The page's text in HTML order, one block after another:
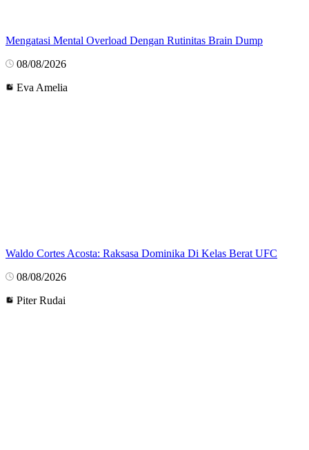
Mengatasi Mental Overload Dengan Rutinitas Brain Dump
08/08/2026
Eva Amelia
Waldo Cortes Acosta: Raksasa Dominika Di Kelas Berat UFC
08/08/2026
Piter Rudai